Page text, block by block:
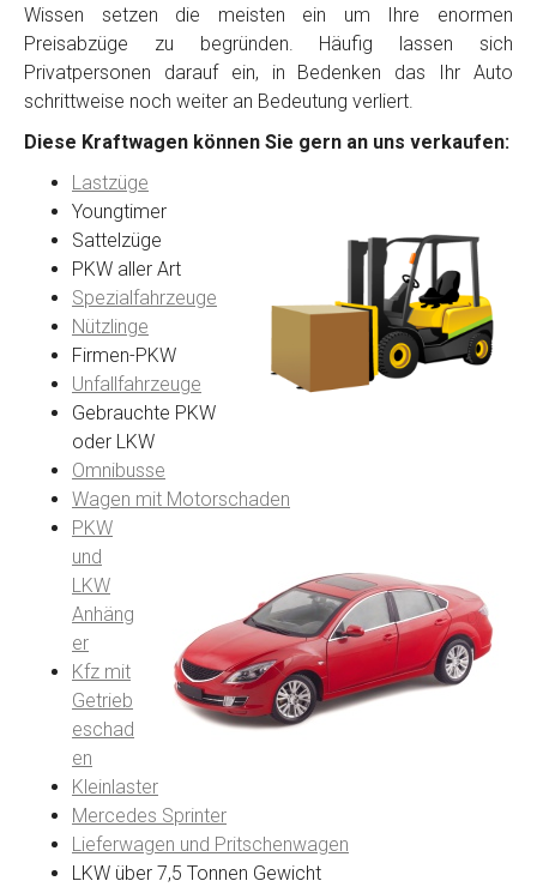
Wissen setzen die meisten ein um Ihre enormen
Preisabzüge zu begründen. Häufig lassen sich
Privatpersonen darauf ein, in Bedenken das Ihr Auto
schrittweise noch weiter an Bedeutung verliert.
Diese Kraftwagen können Sie gern an uns verkaufen:
Lastzüge
Youngtimer
Sattelzüge
PKW aller Art
Spezialfahrzeuge
Nützlinge
Firmen-PKW
Unfallfahrzeuge
Gebrauchte PKW
oder LKW
Omnibusse
Wagen mit Motorschaden
PKW
und
LKW
Anhäng
er
Kfz mit
Getrieb
eschad
en
Kleinlaster
Mercedes Sprinter
Lieferwagen und Pritschenwagen
LKW über 7,5 Tonnen Gewicht